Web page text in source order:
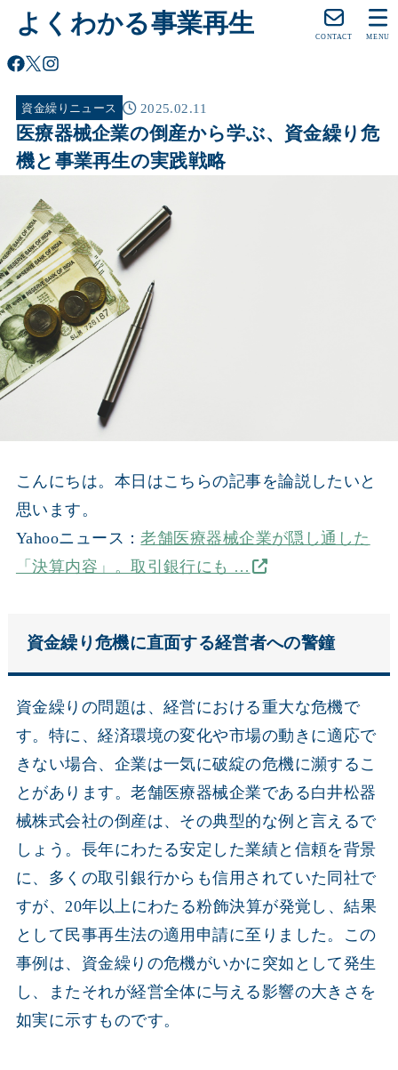
よくわかる事業再生 CONTACT MENU
資金繰りニュース 2025.02.11
医療器械企業の倒産から学ぶ、資金繰り危
機と事業再生の実践戦略
こんにちは。本日はこちらの記事を論説したいと
思います。
Yahooニュース：老舗医療器械企業が隠し通した
「決算内容」。取引銀行にも …
資金繰り危機に直面する経営者への警鐘
資金繰りの問題は、経営における重大な危機で
す。特に、経済環境の変化や市場の動きに適応で
きない場合、企業は一気に破綻の危機に瀕するこ
とがあります。老舗医療器械企業である白井松器
械株式会社の倒産は、その典型的な例と言えるで
しょう。長年にわたる安定した業績と信頼を背景
に、多くの取引銀行からも信用されていた同社で
すが、20年以上にわたる粉飾決算が発覚し、結果
として民事再生法の適用申請に至りました。この
事例は、資金繰りの危機がいかに突如として発生
し、またそれが経営全体に与える影響の大きさを
如実に示すものです。